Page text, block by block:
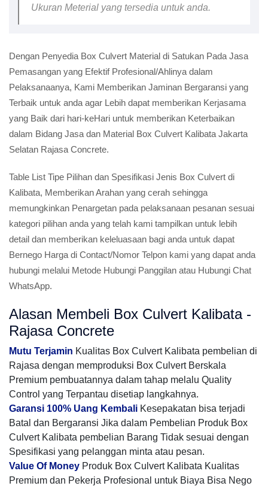
Ukuran Meterial yang tersedia untuk anda.
Dengan Penyedia Box Culvert Material di Satukan Pada Jasa
Pemasangan yang Efektif Profesional/Ahlinya dalam
Pelaksanaanya, Kami Memberikan Jaminan Bergaransi yang
Terbaik untuk anda agar Lebih dapat memberikan Kerjasama
yang Baik dari hari-keHari untuk memberikan Keterbaikan
dalam Bidang Jasa dan Material Box Culvert Kalibata Jakarta
Selatan Rajasa Concrete.
Table List Tipe Pilihan dan Spesifikasi Jenis Box Culvert di
Kalibata, Memberikan Arahan yang cerah sehingga
memungkinkan Penargetan pada pelaksanaan pesanan sesuai
kategori pilihan anda yang telah kami tampilkan untuk lebih
detail dan memberikan keleluasaan bagi anda untuk dapat
Bernego Harga di Contact/Nomor Telpon kami yang dapat anda
hubungi melalui Metode Hubungi Panggilan atau Hubungi Chat
WhatsApp.
Alasan Membeli Box Culvert Kalibata -
Rajasa Concrete
Mutu Terjamin Kualitas Box Culvert Kalibata pembelian di
Rajasa dengan memproduksi Box Culvert Berskala
Premium pembuatannya dalam tahap melalu Quality
Control yang Terpantau disetiap langkahnya.
Garansi 100% Uang Kembali Kesepakatan bisa terjadi
Batal dan Bergaransi Jika dalam Pembelian Produk Box
Culvert Kalibata pembelian Barang Tidak sesuai dengan
Spesifikasi yang pelanggan minta atau pesan.
Value Of Money Produk Box Culvert Kalibata Kualitas
Premium dan Pekerja Profesional untuk Biaya Bisa Nego